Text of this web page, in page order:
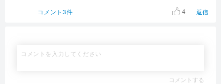
コメント3件
4 返信
コメントする